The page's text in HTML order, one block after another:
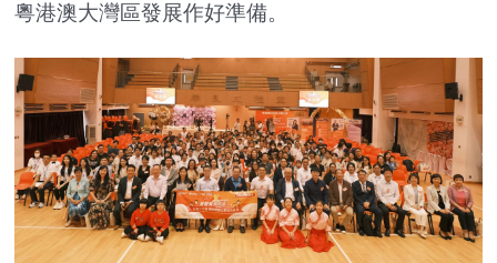
粵港澳大灣區發展作好準備。